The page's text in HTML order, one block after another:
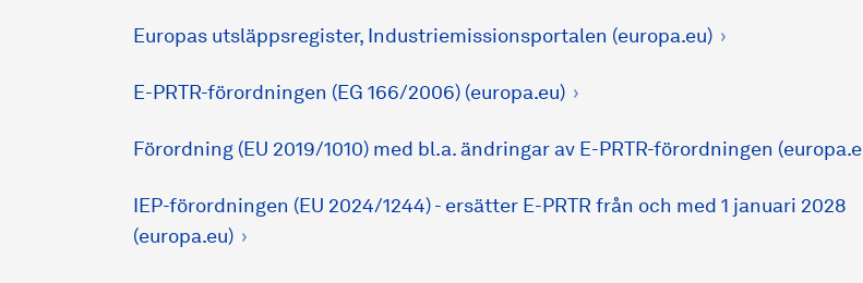
Europas utsläppsregister, Industriemissionsportalen (europa.eu)
E-PRTR-förordningen (EG 166/2006) (europa.eu)
Förordning (EU 2019/1010) med bl.a. ändringar av E-PRTR-förordningen
IEP-förordningen (EU 2024/1244) - ersätter E-PRTR från och med 1 januari 2028
(europa.eu)